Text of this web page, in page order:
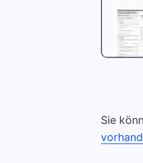
Sie